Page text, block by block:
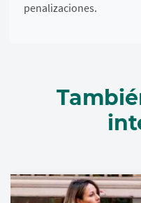
penalizaciones.